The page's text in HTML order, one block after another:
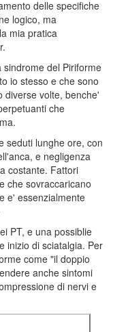
delle specifiche
logico, ma
mia pratica
del Piriforme
io stesso e che sono
diverse volte, benche'
che
seduti lunghe ore, con
e negligenza
costante. Fattori
che sovraccaricano
e' essenzialmente
PT, e una possiblie
inizio di sciatalgia. Per
come "il doppio
anche sintomi
di nervi e